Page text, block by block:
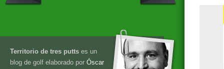
Territorio de tres putts es un
blog de golf elaborado por Óscar